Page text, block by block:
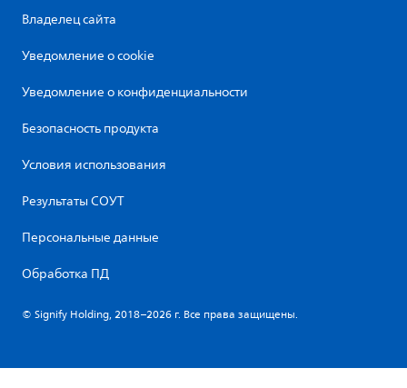
Владелец сайта
Уведомление о cookie
Уведомление о конфиденциальности
Безопасность продукта
Условия использования
Результаты СОУТ
Персональные данные
Обработка ПД
© Signify Holding, 2018–2026 г. Все права защищены.